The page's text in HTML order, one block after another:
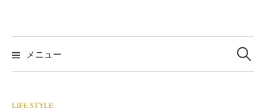
メニュー
検
索:
LIFE STYLE